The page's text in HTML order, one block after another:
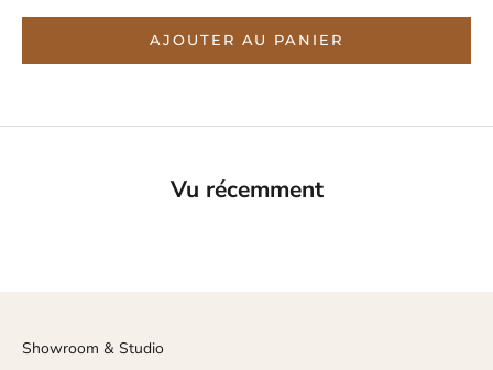
AJOUTER AU PANIER
Vu récemment
Showroom & Studio